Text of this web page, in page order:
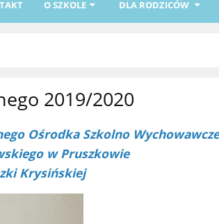
O SZKOLE DLA RODZICÓW
2019/2020
Ośrodka Szkolno
w Pruszkowie
Krysińskiej